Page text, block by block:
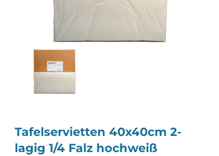
Tafelservietten 40x40cm 2-
lagig 1/4 Falz hochweiß